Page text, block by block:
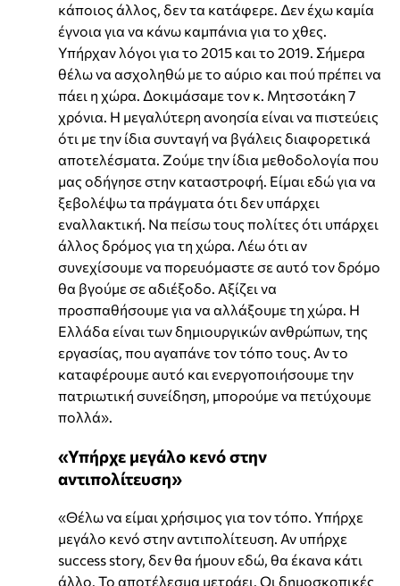
κάποιος άλλος, δεν τα κατάφερε. Δεν έχω καμία
έγνοια για να κάνω καμπάνια για το χθες.
Υπήρχαν λόγοι για το 2015 και το 2019. Σήμερα
θέλω να ασχοληθώ με το αύριο και πού πρέπει να
πάει η χώρα. Δοκιμάσαμε τον κ. Μητσοτάκη 7
χρόνια. Η μεγαλύτερη ανοησία είναι να πιστεύεις
ότι με την ίδια συνταγή να βγάλεις διαφορετικά
αποτελέσματα. Ζούμε την ίδια μεθοδολογία που
μας οδήγησε στην καταστροφή. Είμαι εδώ για να
ξεβολέψω τα πράγματα ότι δεν υπάρχει
εναλλακτική. Να πείσω τους πολίτες ότι υπάρχει
άλλος δρόμος για τη χώρα. Λέω ότι αν
συνεχίσουμε να πορευόμαστε σε αυτό τον δρόμο
θα βγούμε σε αδιέξοδο. Αξίζει να
προσπαθήσουμε για να αλλάξουμε τη χώρα. Η
Ελλάδα είναι των δημιουργικών ανθρώπων, της
εργασίας, που αγαπάνε τον τόπο τους. Αν το
καταφέρουμε αυτό και ενεργοποιήσουμε την
πατριωτική συνείδηση, μπορούμε να πετύχουμε
πολλά».
«Υπήρχε μεγάλο κενό στην
αντιπολίτευση»
«Θέλω να είμαι χρήσιμος για τον τόπο. Υπήρχε
μεγάλο κενό στην αντιπολίτευση. Αν υπήρχε
success story, δεν θα ήμουν εδώ, θα έκανα κάτι
άλλο. Το αποτέλεσμα μετράει. Οι δημοσκοπικές